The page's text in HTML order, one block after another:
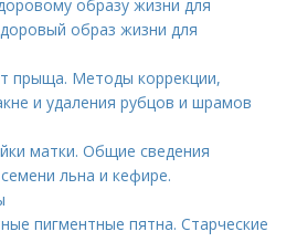
образу жизни для
образ жизни для
прыща. Методы коррекции,
и удаления рубцов и шрамов
матки. Общие сведения
льна и кефире.
пигментные пятна. Старческие